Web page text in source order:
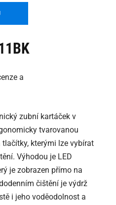
zubní kartáček v
tvarovanou
kterými lze vybírat
Výhodou je LED
je zobrazen přímo na
čištění je výdrž
i jeho voděodolnost a